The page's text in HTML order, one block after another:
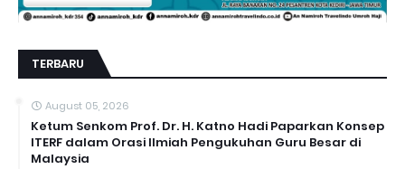
TERBARU
August 05, 2026
Ketum Senkom Prof. Dr. H. Katno Hadi Paparkan Konsep
ITERF dalam Orasi Ilmiah Pengukuhan Guru Besar di
Malaysia